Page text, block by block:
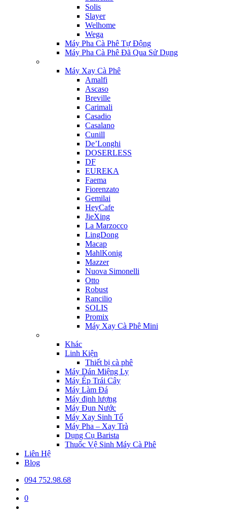
Solis
Slayer
Welhome
Wega
Máy Pha Cà Phê Tự Động
Máy Pha Cà Phê Đã Qua Sử Dụng
Máy Xay Cà Phê
Amalfi
Ascaso
Breville
Carimali
Casadio
Casalano
Cunill
De’Longhi
DOSERLESS
DF
EUREKA
Faema
Fiorenzato
Gemilai
HeyCafe
JieXing
La Marzocco
LingDong
Macap
MahlKonig
Mazzer
Nuova Simonelli
Otto
Robust
Rancilio
SOLIS
Promix
Máy Xay Cà Phê Mini
Khác
Linh Kiện
Thiết bị cà phê
Máy Dán Miệng Ly
Máy Ép Trái Cây
Máy Làm Đá
Máy định lượng
Máy Đun Nước
Máy Xay Sinh Tố
Máy Pha – Xay Trà
Dụng Cụ Barista
Thuốc Vệ Sinh Máy Cà Phê
Liên Hệ
Blog
094 752.98.68
0